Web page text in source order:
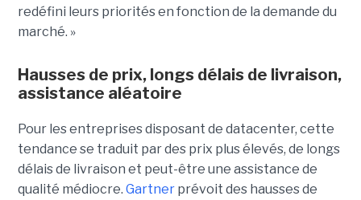
redéfini leurs priorités en fonction de la demande du
marché. »
Hausses de prix, longs délais de livraison,
assistance aléatoire
Pour les entreprises disposant de datacenter, cette
tendance se traduit par des prix plus élevés, de longs
délais de livraison et peut-être une assistance de
qualité médiocre. Gartnerprévoit des hausses de